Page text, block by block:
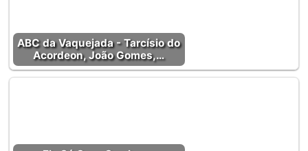
ABC da Vaquejada - Tarcísio do
Acordeon, João Gomes,…